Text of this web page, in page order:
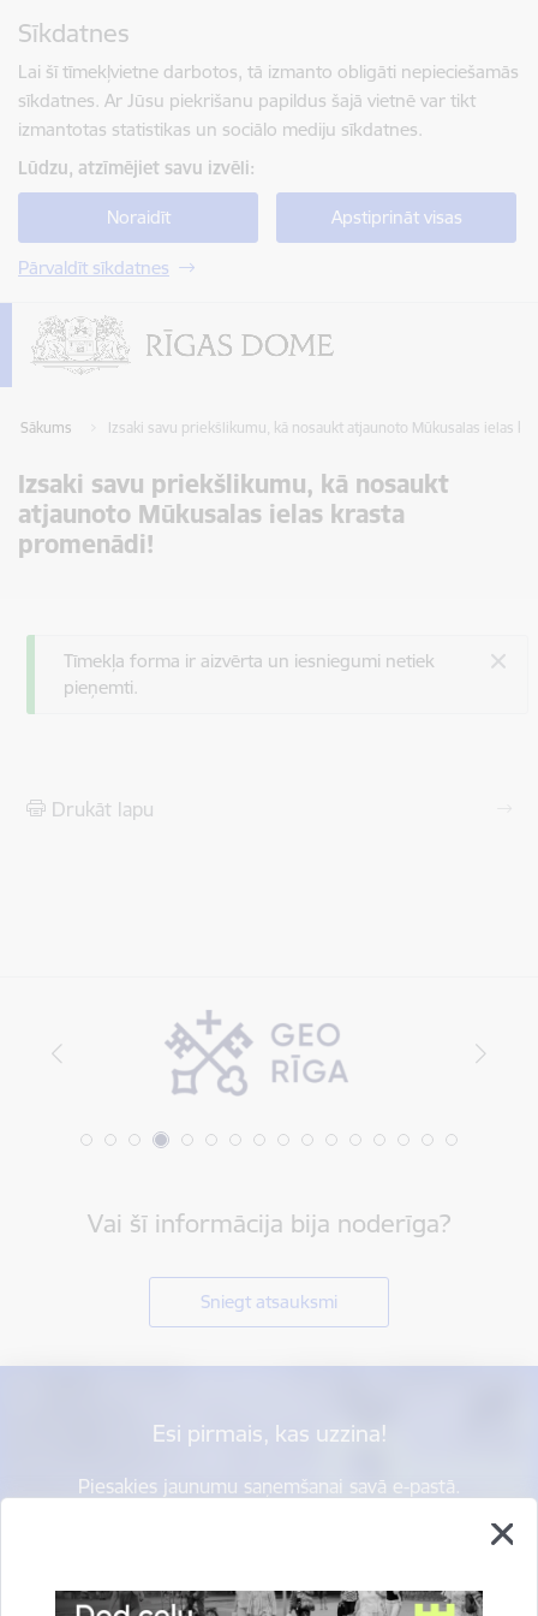
Sīkdatnes
Lai šī tīmekļvietne darbotos, tā izmanto obligāti nepieciešamās
sīkdatnes. Ar Jūsu piekrišanu papildus šajā vietnē var tikt
izmantotas statistikas un sociālo mediju sīkdatnes.
Lūdzu, atzīmējiet savu izvēli:
Noraidīt Apstiprināt visas
Pārvaldīt sīkdatnes
Sākums Izsaki savu priekšlikumu, kā nosaukt atjaunoto Mūkusalas ielas
Izsaki savu priekšlikumu, kā nosaukt
atjaunoto Mūkusalas ielas krasta
promenādi!
Statusa ziņojums
Tīmekļa forma ir aizvērta un iesniegumi netiek
pieņemti.
Drukāt lapu
Vai šī informācija bija noderīga?
Sniegt atsauksmi
Esi pirmais, kas uzzina!
Piesakies jaunumu saņemšanai savā e-pastā.